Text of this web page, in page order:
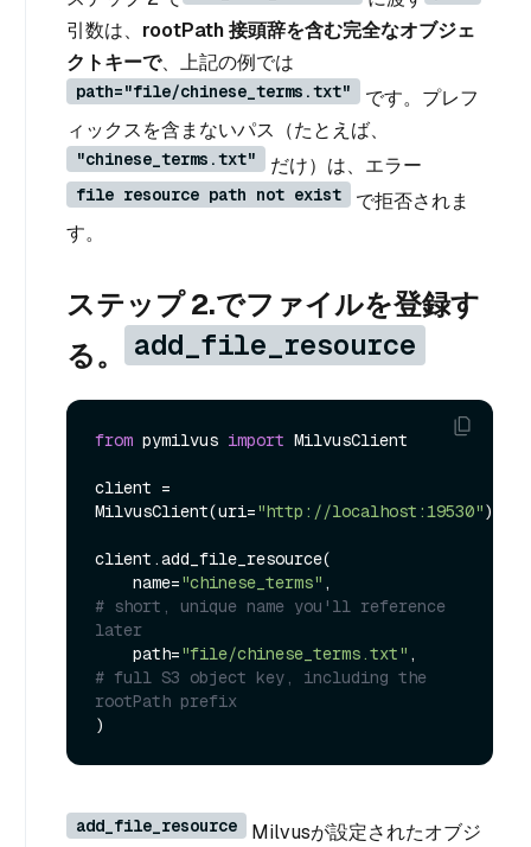
引数は、 rootPath 接頭辞を含む完全なオブジェ
クトキーで、上記の例では
path="file/chinese_terms.txt"
です。プレフ
ィックスを含まないパス（たとえば、
"chinese_terms.txt" だけ）は、エラー
file resource path not exist
で拒否されま
す。
ステップ 2.でファイルを登録す
る。
add_file_resource
from pymilvus import MilvusClient
client =
MilvusClient(uri="http://localhost:19530")
client.add_file_resource(
    name=
"chinese_terms"
# short, unique name you'll reference
later
    path=
"file/chinese_terms.txt"
# full S3 object key, including the
rootPath prefix
add_file_resource
Milvusが設定されたオブジ